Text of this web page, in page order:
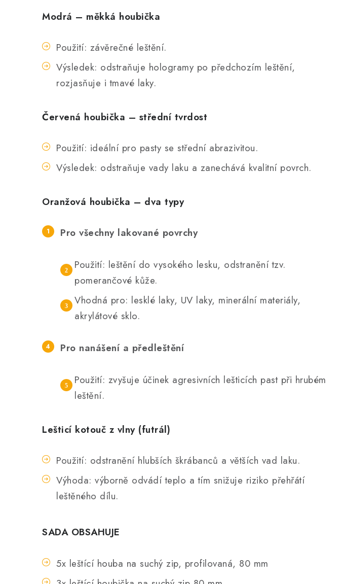
Modrá – měkká houbička
Použití: závěrečné leštění.
Výsledek: odstraňuje hologramy po předchozím leštění,
rozjasňuje i tmavé laky.
Červená houbička – střední tvrdost
Použití: ideální pro pasty se střední abrazivitou.
Výsledek: odstraňuje vady laku a zanechává kvalitní povrch.
Oranžová houbička – dva typy
Pro všechny lakované povrchy
Použití: leštění do vysokého lesku, odstranění tzv.
pomerančové kůže.
Vhodná pro: lesklé laky, UV laky, minerální materiály,
akrylátové sklo.
Pro nanášení a předleštění
Použití: zvyšuje účinek agresivních lešticích past při hrubém
leštění.
Lešticí kotouč z vlny (futrál)
Použití: odstranění hlubších škrábanců a větších vad laku.
Výhoda: výborně odvádí teplo a tím snižuje riziko přehřátí
leštěného dílu.
SADA OBSAHUJE
5x leštící houba na suchý zip, profilovaná, 80 mm